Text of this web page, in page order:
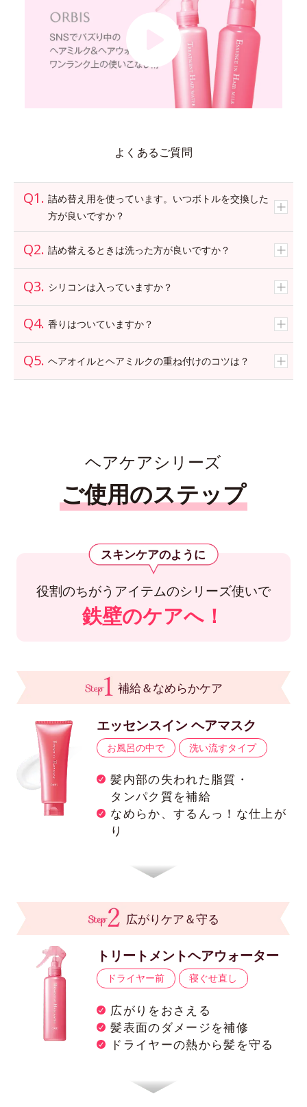
よくあるご質問
詰め替え用を使っています。いつボトルを交換した
方が良いですか？
詰め替えるときは洗った方が良いですか？
シリコンは入っていますか？
香りはついていますか？
ヘアオイルとヘアミルクの重ね付けのコツは？
ヘアケアシリーズ
ご使用のステップ
スキンケアのように
役割のちがうアイテムのシリーズ使いで
鉄壁のケアへ！
補給＆なめらかケア
エッセンスイン ヘアマスク
お風呂の中で 洗い流すタイプ
髪内部の失われた脂質・
タンパク質を補給
なめらか、するんっ！な仕上が
り
広がりケア＆守る
トリートメントヘアウォーター
ドライヤー前 寝ぐせ直し
広がりをおさえる
髪表面のダメージを補修
ドライヤーの熱から髪を守る